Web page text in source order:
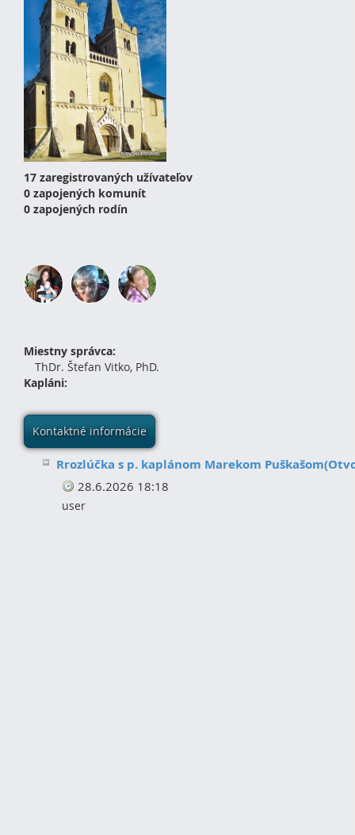
17 zaregistrovaných užívateľov
0 zapojených komunít
0 zapojených rodín
Miestny správca:
ThDr. Štefan Vitko, PhD.
Kapláni:
Kontaktné informácie
Rrozlúčka s p. kaplánom Marekom Puškašom
28.6.2026 18:18
user